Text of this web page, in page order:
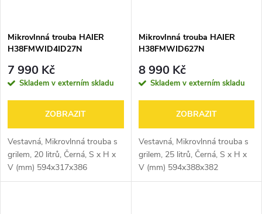
Mikrovlnná trouba HAIER
H38FMWID4ID27N
7 990 Kč
Skladem v externím skladu
ZOBRAZIT
Vestavná, Mikrovlnná trouba s
grilem, 20 litrů, Černá, S x H x
V (mm) 594x317x386
Mikrovlnná trouba HAIER
H38FMWID627N
8 990 Kč
Skladem v externím skladu
ZOBRAZIT
Vestavná, Mikrovlnná trouba s
grilem, 25 litrů, Černá, S x H x
V (mm) 594x388x382